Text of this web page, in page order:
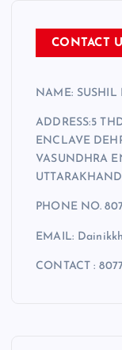
CONTACT
NAME: SUSHIL
ADDRESS:5
ENCLAVE
VASUNDHRA
PHONE NO.
EMAIL:
CONTACT :